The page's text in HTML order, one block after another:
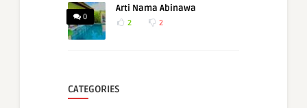
0
Arti Nama Abinawa
2 2
CATEGORIES